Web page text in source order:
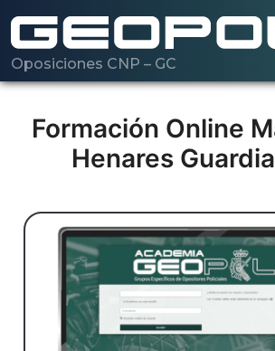
Saltar al contenido principal
Oposiciones CNP – GC
Cargando…